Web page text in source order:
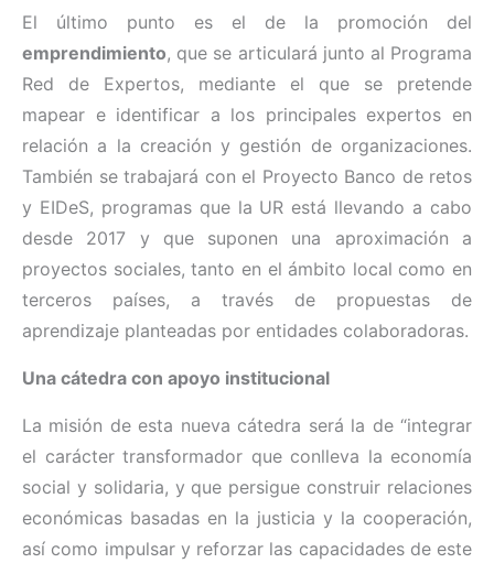
El último punto es el de la promoción del
emprendimiento, que se articulará junto al Programa
Red de Expertos, mediante el que se pretende
mapear e identificar a los principales expertos en
relación a la creación y gestión de organizaciones.
También se trabajará con el Proyecto Banco de retos
y EIDeS, programas que la UR está llevando a cabo
desde 2017 y que suponen una aproximación a
proyectos sociales, tanto en el ámbito local como en
terceros países, a través de propuestas de
aprendizaje planteadas por entidades colaboradoras.
Una cátedra con apoyo institucional
La misión de esta nueva cátedra será la de “integrar
el carácter transformador que conlleva la economía
social y solidaria, y que persigue construir relaciones
económicas basadas en la justicia y la cooperación,
así como impulsar y reforzar las capacidades de este